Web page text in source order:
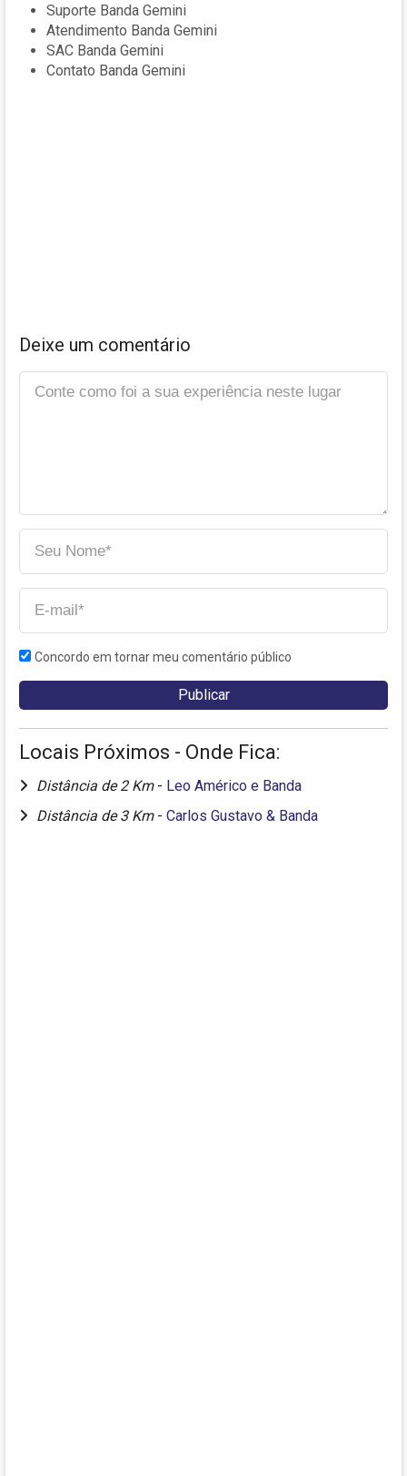
Suporte Banda Gemini
Atendimento Banda Gemini
SAC Banda Gemini
Contato Banda Gemini
Deixe um comentário
Concordo em tornar meu comentário público
Locais Próximos - Onde Fica:
Distância de 2 Km - Leo Américo e Banda
Distância de 3 Km - Carlos Gustavo & Banda